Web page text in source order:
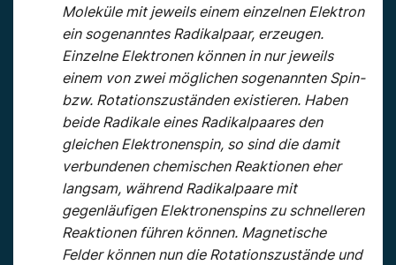
Moleküle mit jeweils einem einzelnen Elektron
ein sogenanntes Radikalpaar, erzeugen.
Einzelne Elektronen können in nur jeweils
einem von zwei möglichen sogenannten Spin-
bzw. Rotationszuständen existieren. Haben
beide Radikale eines Radikalpaares den
gleichen Elektronenspin, so sind die damit
verbundenen chemischen Reaktionen eher
langsam, während Radikalpaare mit
gegenläufigen Elektronenspins zu schnelleren
Reaktionen führen können. Magnetische
Felder können nun die Rotationszustände und